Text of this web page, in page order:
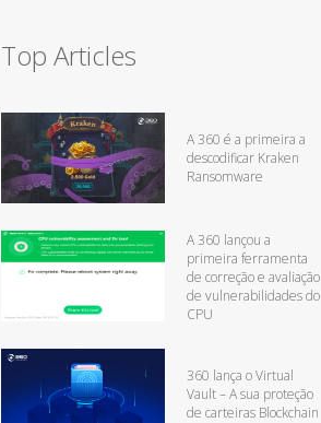
Top Articles
A 360 é a primeira a
descodificar Kraken
Ransomware
A 360 lançou a
primeira ferramenta
de correção e avaliação
de vulnerabilidades do
CPU
360 lança o Virtual
Vault – A sua proteção
de carteiras Blockchain